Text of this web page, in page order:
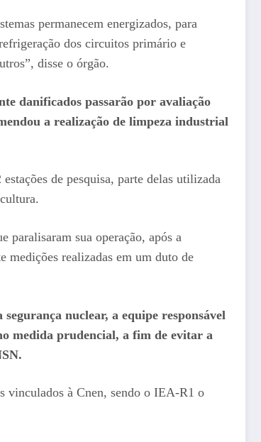
permanecem energizados, para
dos circuitos primário e
disse o órgão.
danificados passarão por avaliação
a realização de limpeza industrial
de pesquisa, parte delas utilizada
paralisaram sua operação, após a
medições realizadas em um duto de
nuclear, a equipe responsável
medida prudencial, a fim de evitar a
vinculados à Cnen, sendo o IEA-R1 o